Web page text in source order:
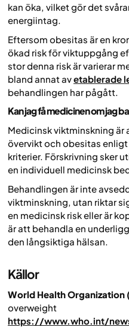
kan öka, vilket gör det
energiintag.
Eftersom obesitas är en
ökad risk för viktuppgång
stor denna risk är varierar
bland annat avetablerade
behandlingen har pågått.
Kan jag få medicinen om jag
Medicinsk viktminskning är
övervikt och obesitas
kriterier. Förskrivning sker
en individuell medicinsk
Behandlingen är inte
viktminskning, utan riktar
en medicinsk risk eller är
är att behandla en
den långsiktiga hälsan.
Källor
World Health Organization
overweight
https://www.who.int/